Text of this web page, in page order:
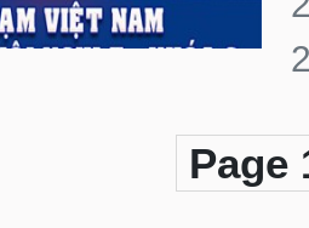
Page